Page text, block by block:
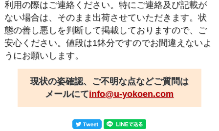
利用の際はご連絡ください。特にご連絡及び記載が
ない場合は、そのまま出荷させていただきます。状
態の善し悪しを判断して掲載しておりますので、ご
安心ください。値段は1鉢分ですのでお間違えないよ
うにお願いします。
現状の姿確認、ご不明な点などご質問は
メールにてinfo@u-yokoen.com